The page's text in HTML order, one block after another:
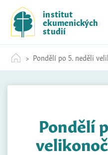
c
institut
ekumenických
studií
Pondělí po 5. neděli
Pondělí